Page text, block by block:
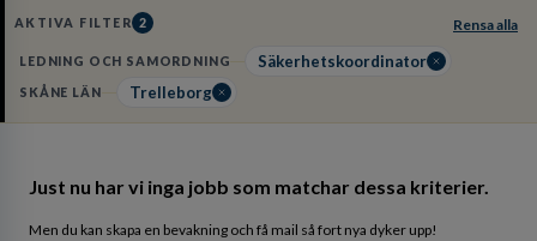
AKTIVA FILTER 2 Rensa alla
LEDNING OCH SAMORDNING Säkerhetskoordinator
SKÅNE LÄN Trelleborg
Just nu har vi inga jobb som matchar dessa kriterier.
Men du kan skapa en bevakning och få mail så fort nya dyker upp!